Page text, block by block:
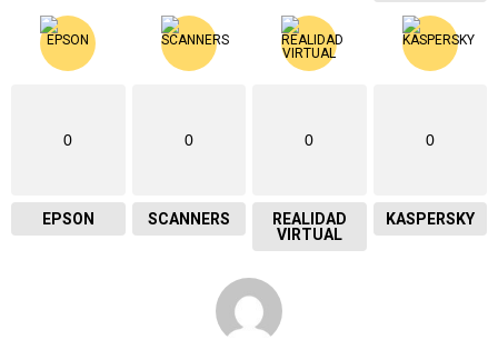
0
EPSON
0
SCANNERS
0
REALIDAD
VIRTUAL
0
KASPERSKY